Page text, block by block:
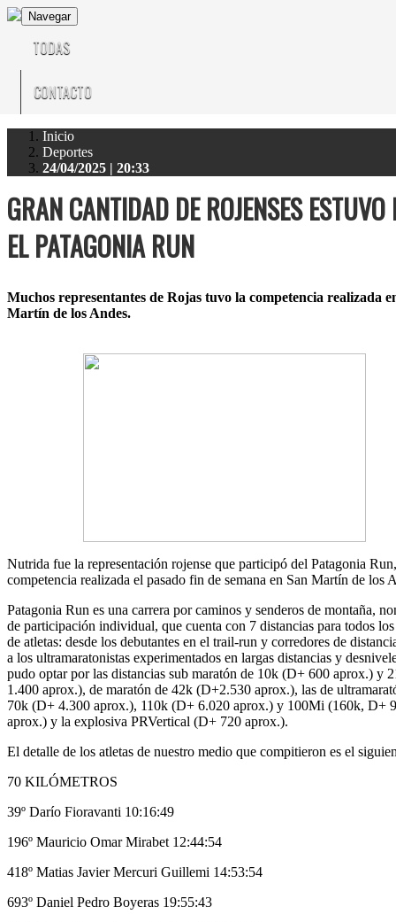
Navegar
TODAS
CONTACTO
Inicio
Deportes
24/04/2025 | 20:33
GRAN CANTIDAD DE ROJENSES ESTUVO
EL PATAGONIA RUN
Muchos representantes de Rojas tuvo la competencia realizada
Martín de los Andes.
Nutrida fue la representación rojense que participó del Patagonia Run,
competencia realizada el pasado fin de semana en San Martín de los
Patagonia Run es una carrera por caminos y senderos de montaña,
de participación individual, que cuenta con 7 distancias para todos
de atletas: desde los debutantes en el trail-run y corredores de
a los ultramaratonistas experimentados en largas distancias y
pudo optar por las distancias sub maratón de 10k (D+ 600 aprox.) y
1.400 aprox.), de maratón de 42k (D+2.530 aprox.), las de
70k (D+ 4.300 aprox.), 110k (D+ 6.020 aprox.) y 100Mi (160k, D+
aprox.) y la explosiva PRVertical (D+ 720 aprox.).
El detalle de los atletas de nuestro medio que compitieron es el
70 KILÓMETROS
39º Darío Fioravanti 10:16:49
196º Mauricio Omar Mirabet 12:44:54
418º Matias Javier Mercuri Guillemi 14:53:54
693º Daniel Pedro Boyeras 19:55:43